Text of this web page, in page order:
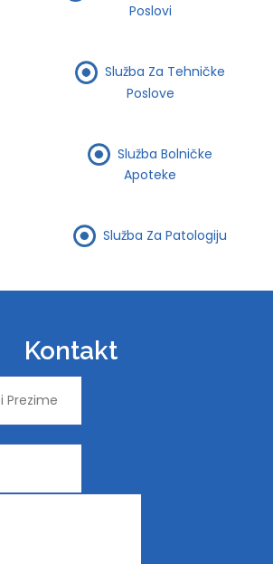
Poslovi
Služba Za Tehničke
Poslove
Služba Bolničke
Apoteke
Služba Za Patologiju
Kontakt